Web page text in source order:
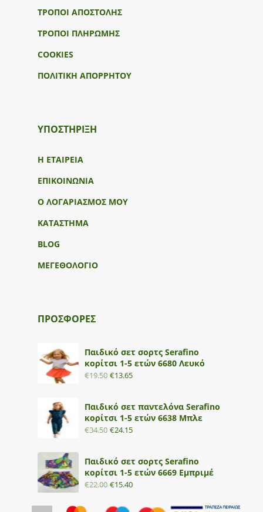
ΤΡΟΠΟΙ ΑΠΟΣΤΟΛΗΣ
ΤΡΟΠΟΙ ΠΛΗΡΩΜΗΣ
COOKIES
ΠΟΛΙΤΙΚΗ ΑΠΟΡΡΗΤΟΥ
ΥΠΟΣΤΉΡΙΞΗ
Η ΕΤΑΙΡΕΙΑ
ΕΠΙΚΟΙΝΩΝΙΑ
Ο ΛΟΓΑΡΙΑΣΜΟΣ ΜΟΥ
ΚΑΤΑΣΤΗΜΑ
BLOG
ΜΕΓΕΘΟΛΟΓΙΟ
ΠΡΟΣΦΟΡΕΣ
Παιδικό σετ σορτς Serafino
κορίτσι 1-5 ετών 6680 Λευκό
€19.50 €13.65
Παιδικό σετ παντελόνα Serafino
κορίτσι 1-5 ετών 6638 Μπλε
€34.50 €24.15
Παιδικό σετ σορτς Serafino
κορίτσι 1-5 ετών 6669 Εμπριμέ
€22.00 €15.40